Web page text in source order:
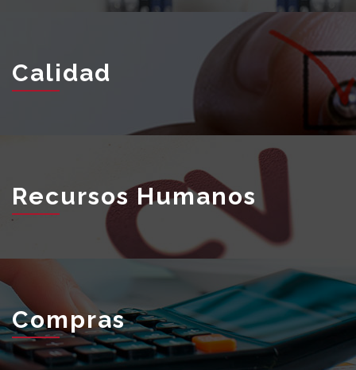
Calidad
Recursos Humanos
Compras